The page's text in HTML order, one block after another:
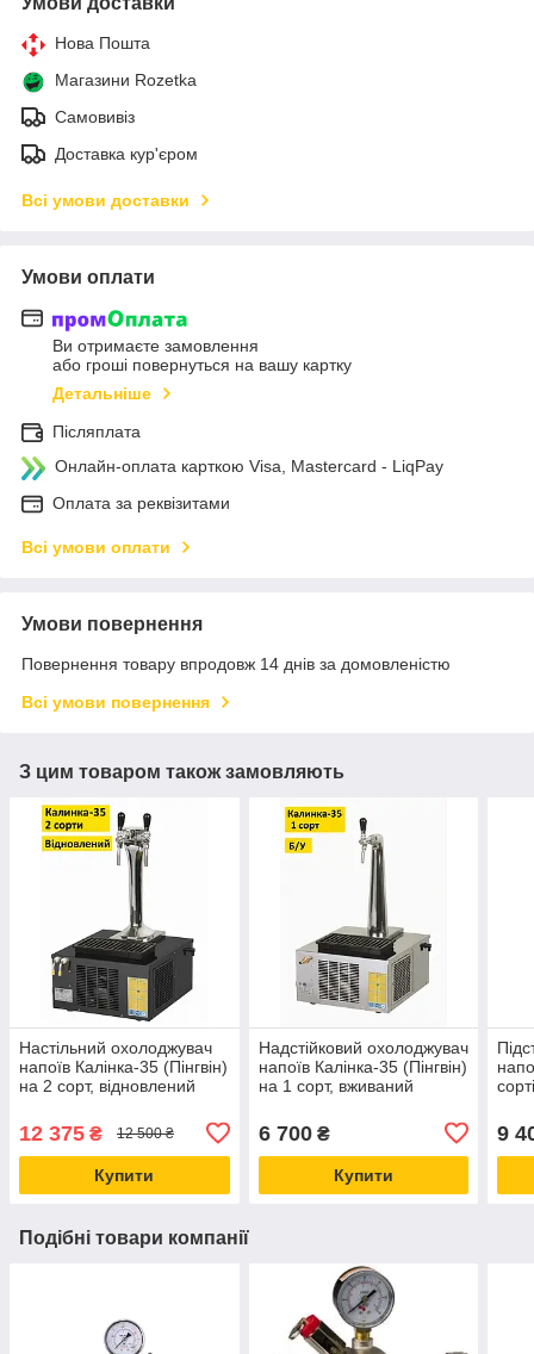
Нова Пошта
Магазини Rozetka
Самовивіз
Доставка кур'єром
Всі умови доставки
Умови оплати
Ви отримаєте замовлення
або гроші повернуться на вашу картку
Детальніше
Післяплата
Онлайн-оплата карткою Visa, Mastercard - LiqPay
Оплата за реквізитами
Всі умови оплати
Умови повернення
Повернення товару впродовж 14 днів за домовленістю
Всі умови повернення
З цим товаром також замовляють
Настільний охолоджувач
напоїв Калінка-35 (Пінгвін)
на 2 сорт, відновлений
12 375 ₴ 12 500 ₴
Купити
Надстійковий охолоджувач
напоїв Калінка-35 (Пінгвін)
на 1 сорт, вживаний
6 700₴
Купити
9
Подібні товари компанії